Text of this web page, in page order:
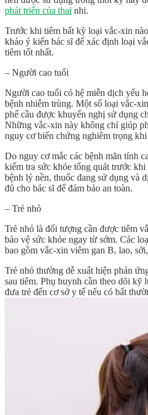
phát triển của thai nhi.
Trước khi tiêm bất kỳ loại vắc-xin
khảo ý kiến bác sĩ để xác định loại
tiêm tốt nhất.
– Người cao tuổi
Người cao tuổi có hệ miễn dịch yếu
bệnh nhiễm trùng. Một số loại vắc-
phế cầu được khuyến nghị sử dụng
Những vắc-xin này không chỉ giúp
nguy cơ biến chứng nghiêm trọng khi
Do nguy cơ mắc các bệnh mãn tính
kiểm tra sức khỏe tổng quát trước
bệnh lý nền, thuốc đang sử dụng và
đủ cho bác sĩ để đảm bảo an toàn.
– Trẻ nhỏ
Trẻ nhỏ là đối tượng cần được tiêm
bảo vệ sức khỏe ngay từ sớm. Các
bao gồm vắc-xin viêm gan B, lao,
Trẻ nhỏ thường dễ xuất hiện phản
sau tiêm. Phụ huynh cần theo dõi kỹ
đưa trẻ đến cơ sở y tế nếu có bất